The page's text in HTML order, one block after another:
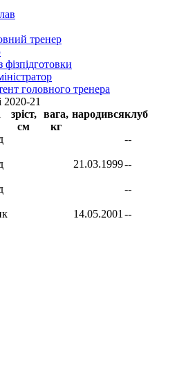
тренер
фізпідготовки
головного тренера
2020-21
зріст,
см
вага,
кг
народивсяклуб
--
21.03.1999--
--
14.05.2001 --